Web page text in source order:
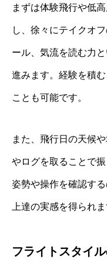
まずは体験飛行や低
し、徐々にテイクオ
ール、気流を読む力
進みます。経験を積
ことも可能です。
また、飛行日の天候
やログを取ることで
姿勢や操作を確認す
上達の実感を得られま
フライトスタイ